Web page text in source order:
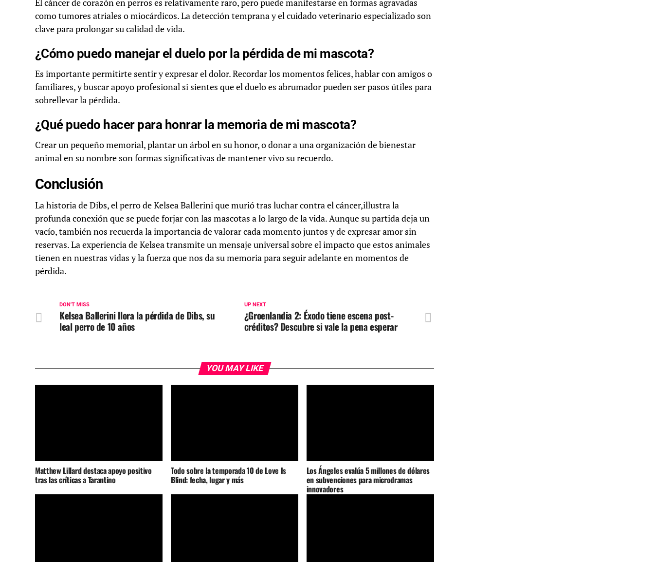
El cáncer de corazón en perros es relativamente raro, pero puede manifestarse en formas agravadas
como tumores atriales o miocárdicos. La detección temprana y el cuidado veterinario especializado son
clave para prolongar su calidad de vida.
¿Cómo puedo manejar el duelo por la pérdida de mi mascota?
Es importante permitirte sentir y expresar el dolor. Recordar los momentos felices, hablar con amigos o
familiares, y buscar apoyo profesional si sientes que el duelo es abrumador pueden ser pasos útiles para
sobrellevar la pérdida.
¿Qué puedo hacer para honrar la memoria de mi mascota?
Crear un pequeño memorial, plantar un árbol en su honor, o donar a una organización de bienestar
animal en su nombre son formas significativas de mantener vivo su recuerdo.
Conclusión
La historia de Dibs, el perro de Kelsea Ballerini que murió tras luchar contra el cáncer,illustra la
profunda conexión que se puede forjar con las mascotas a lo largo de la vida. Aunque su partida deja un
vacío, también nos recuerda la importancia de valorar cada momento juntos y de expresar amor sin
reservas. La experiencia de Kelsea transmite un mensaje universal sobre el impacto que estos animales
tienen en nuestras vidas y la fuerza que nos da su memoria para seguir adelante en momentos de
pérdida.
UP NEXT
¿Groenlandia 2: Éxodo tiene escena post-
créditos? Descubre si vale la pena esperar
DON'T MISS
Kelsea Ballerini llora la pérdida de Dibs, su
leal perro de 10 años
YOU MAY LIKE
Matthew Lillard destaca apoyo positivo
tras las críticas a Tarantino
Todo sobre la temporada 10 de Love Is
Blind: fecha, lugar y más
Los Ángeles evalúa 5 millones de dólares
en subvenciones para microdramas
innovadores